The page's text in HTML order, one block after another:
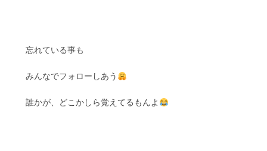
忘れている事も
みんなでフォローしあう
誰かが、どこかしら覚えてるもんよ